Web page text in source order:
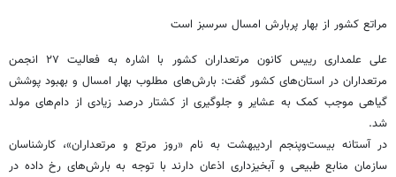
مراتع کشور از بهار پربارش امسال سرسبز است
علی علمداری رییس کانون مرتعداران کشور با اشاره به فعالیت ۲۷ انجمن
مرتعداران در استان‌های کشور گفت: بارش‌های مطلوب بهار امسال و بهبود پوشش
گیاهی موجب کمک به عشایر و جلوگیری از کشتار درصد زیادی از دام‌های مولد
شد.
در آستانه بیست‌وپنجم اردیبهشت به نام «روز مرتع و مرتعداران»، کارشناسان
سازمان منابع طبیعی و آبخیزداری اذعان دارند با توجه به بارش‌های رخ داده در